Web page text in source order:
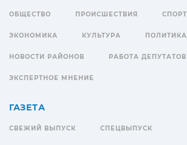
ОБЩЕСТВО ПРОИСШЕСТВИЯ СПОРТ
ЭКОНОМИКА КУЛЬТУРА ПОЛИТИКА
НОВОСТИ РАЙОНОВ РАБОТА ДЕПУТАТОВ
ЭКСПЕРТНОЕ МНЕНИЕ
ГАЗЕТА
СВЕЖИЙ ВЫПУСК СПЕЦВЫПУСК